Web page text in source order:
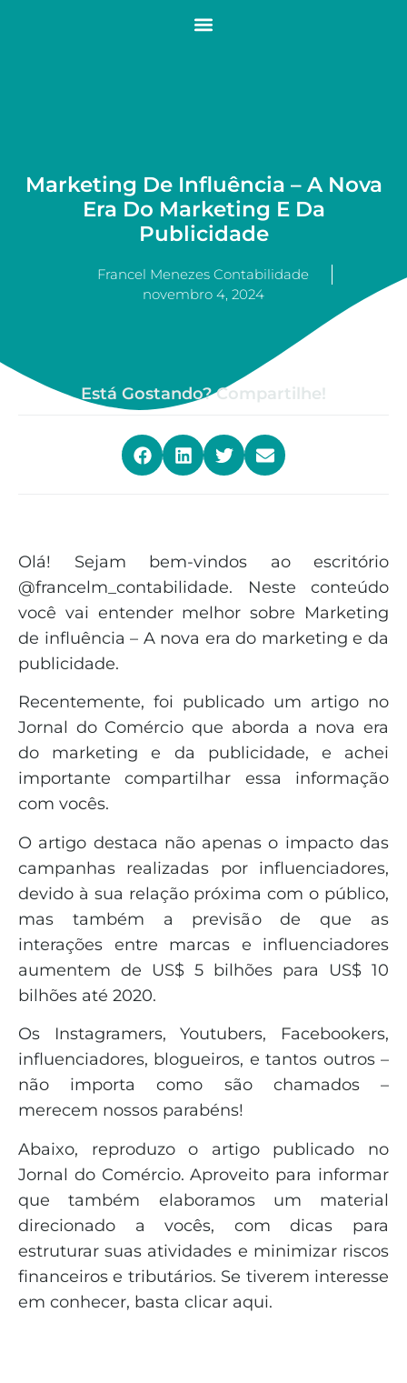
Marketing De Influência – A Nova
Era Do Marketing E Da
Publicidade
Francel Menezes Contabilidade
novembro 4, 2024
Está Gostando? Compartilhe!
Olá! Sejam bem-vindos ao escritório
@francelm_contabilidade. Neste conteúdo
você vai entender melhor sobre Marketing
de influência – A nova era do marketing e da
publicidade.
Recentemente, foi publicado um artigo no
Jornal do Comércio que aborda a nova era
do marketing e da publicidade, e achei
importante compartilhar essa informação
com vocês.
O artigo destaca não apenas o impacto das
campanhas realizadas por influenciadores,
devido à sua relação próxima com o público,
mas também a previsão de que as
interações entre marcas e influenciadores
aumentem de US$ 5 bilhões para US$ 10
bilhões até 2020.
Os Instagramers, Youtubers, Facebookers,
influenciadores, blogueiros, e tantos outros –
não importa como são chamados –
merecem nossos parabéns!
Abaixo, reproduzo o artigo publicado no
Jornal do Comércio. Aproveito para informar
que também elaboramos um material
direcionado a vocês, com dicas para
estruturar suas atividades e minimizar riscos
financeiros e tributários. Se tiverem interesse
em conhecer, basta clicar aqui.